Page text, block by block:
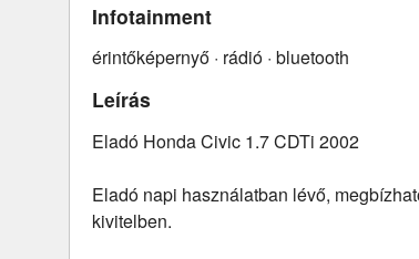
Infotainment
érintőképernyő · rádió · bluetooth
Leírás
Eladó Honda Civic 1.7 CDTi 2002
Eladó napi használatban lévő,
kivitelben.